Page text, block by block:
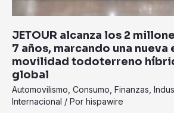
JETOUR alcanza los 2
7 años, marcando una nueva
movilidad todoterreno
global
Automovilismo Consumo Finanzas
Internacional / Por hispawire
era
de
movilidad
todoterreno
híbrida
a